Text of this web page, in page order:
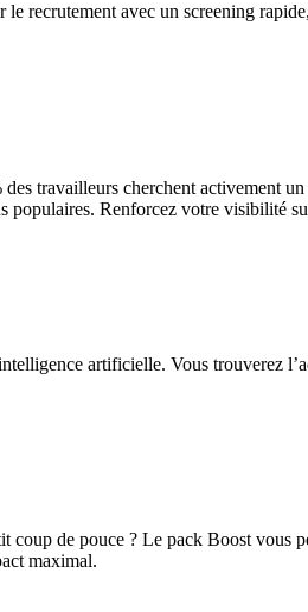
recrutement avec un screening
travailleurs cherchent activement
populaires. Renforcez votre visibilité
artificielle. Vous trouverez
coup de pouce ? Le pack Boost
maximal.